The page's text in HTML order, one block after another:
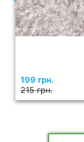
215 грн.
199 грн.